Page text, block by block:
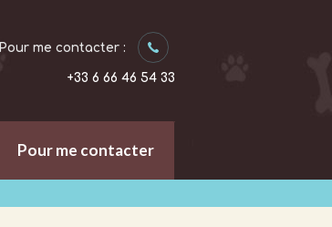
Pour me contacter :
+33 6 66 46 54 33
Pour me contacter